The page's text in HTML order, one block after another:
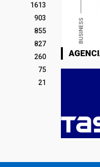
1613
903
855
827
260
75
21